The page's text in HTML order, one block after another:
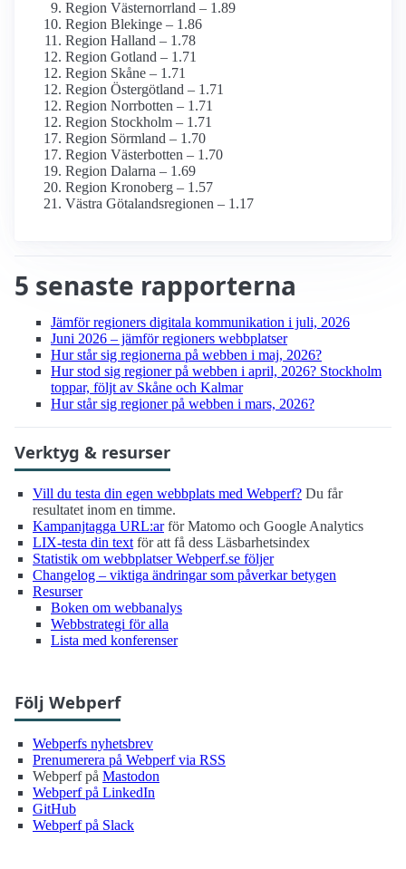
Region Västernorrland – 1.89
Region Blekinge – 1.86
Region Halland – 1.78
Region Gotland – 1.71
Region Skåne – 1.71
Region Östergötland – 1.71
Region Norrbotten – 1.71
Region Stockholm – 1.71
Region Sörmland – 1.70
Region Västerbotten – 1.70
Region Dalarna – 1.69
Region Kronoberg – 1.57
Västra Götalandsregionen – 1.17
5 senaste rapporterna
Jämför regioners digitala kommunikation i juli, 2026
Juni 2026 – jämför regioners webbplatser
Hur står sig regionerna på webben i maj, 2026?
Hur stod sig regioner på webben i april, 2026? Stockholm
toppar, följt av Skåne och Kalmar
Hur står sig regioner på webben i mars, 2026?
Verktyg & resurser
Vill du testa din egen webbplats med Webperf? Du får
resultatet inom en timme.
Kampanjtagga URL:arför Matomo och Google Analytics
LIX-testa din text för att få dess Läsbarhetsindex
Statistik om webbplatser Webperf.se följer
Changelog – viktiga ändringar som påverkar betygen
Resurser
Boken om webbanalys
Webbstrategi för alla
Lista med konferenser
Följ Webperf
Webperfs nyhetsbrev
Prenumerera på Webperf via RSS
Webperf på Mastodon
Webperf på LinkedIn
GitHub
Webperf på Slack